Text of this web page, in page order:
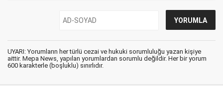
UYARI: Yorumların her türlü cezai ve hukuki sorumluluğu yazan kişiye
aittir. Mepa News, yapılan yorumlardan sorumlu değildir. Her bir yorum
600 karakterle (boşluklu) sınırlıdır.